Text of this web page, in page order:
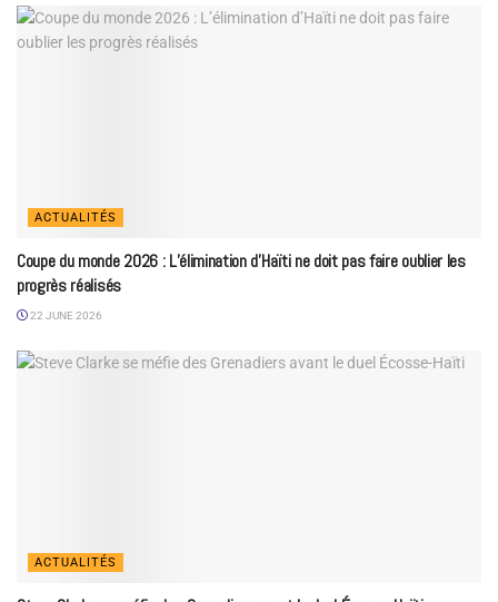
ACTUALITÉS
Coupe du monde 2026 : L’élimination d’Haïti ne doit pas faire oublier les
progrès réalisés
22 JUNE 2026
ACTUALITÉS